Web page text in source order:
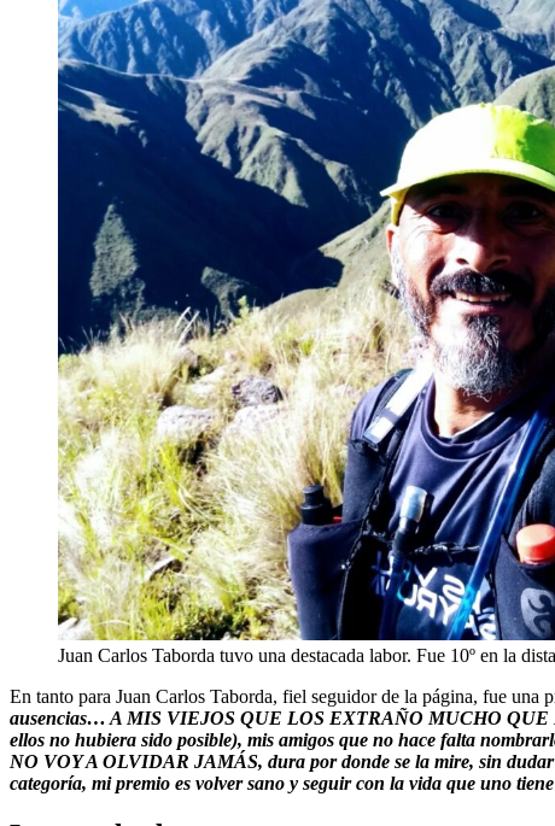
Juan Carlos Taborda tuvo una destacada labor. Fue 10º en la
En tanto para Juan Carlos Taborda, fiel seguidor de la página, fue una
ausencias… A MIS VIEJOS QUE LOS EXTRAÑO MUCHO QUE
ellos no hubiera sido posible), mis amigos que no hace falta
NO VOY A OLVIDAR JAMÁS, dura por donde se la mire, sin
categoría, mi premio es volver sano y seguir con la vida que uno